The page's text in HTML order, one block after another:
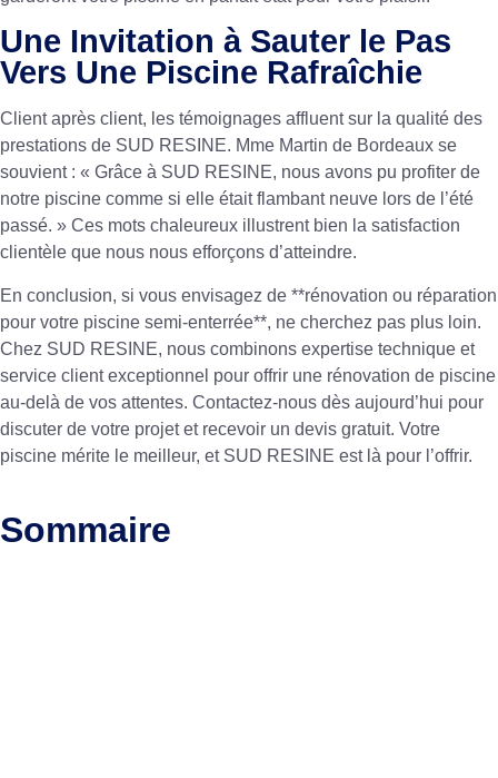
Une Invitation à Sauter le Pas
Vers Une Piscine Rafraîchie
Client après client, les témoignages affluent sur la qualité des
prestations de SUD RESINE. Mme Martin de Bordeaux se
souvient : « Grâce à SUD RESINE, nous avons pu profiter de
notre piscine comme si elle était flambant neuve lors de l’été
passé. » Ces mots chaleureux illustrent bien la satisfaction
clientèle que nous nous efforçons d’atteindre.
En conclusion, si vous envisagez de **rénovation ou réparation
pour votre piscine semi-enterrée**, ne cherchez pas plus loin.
Chez SUD RESINE, nous combinons expertise technique et
service client exceptionnel pour offrir une rénovation de piscine
au-delà de vos attentes. Contactez-nous dès aujourd’hui pour
discuter de votre projet et recevoir un devis gratuit. Votre
piscine mérite le meilleur, et SUD RESINE est là pour l’offrir.
Sommaire